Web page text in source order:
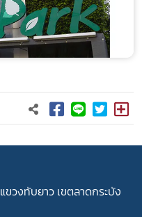
แขวงทับยาว เขตลาดกระบัง